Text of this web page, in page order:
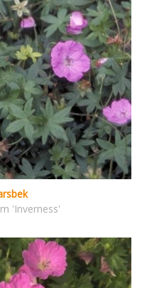
'Inverness'